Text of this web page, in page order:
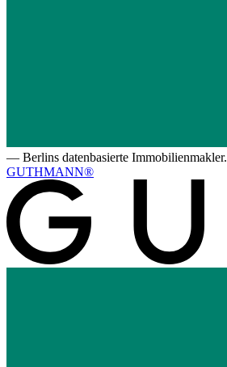
— Berlins datenbasierte Immobilienmakler.
GUTHMANN®